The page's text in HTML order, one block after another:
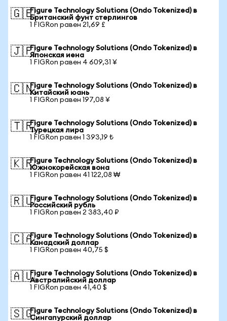
🇬🇧Figure Technology Solutions (Ondo Tokenized) в
Британский фунт стерлингов
1 FIGRon равен 21,69 £
🇯🇵Figure Technology Solutions (Ondo Tokenized) в
Японская иена
1 FIGRon равен 4 609,31 ¥
🇨🇳Figure Technology Solutions (Ondo Tokenized) в
Китайский юань
1 FIGRon равен 197,08 ¥
🇹🇷Figure Technology Solutions (Ondo Tokenized) в
Турецкая лира
1 FIGRon равен 1 393,19 ₺
🇰🇷Figure Technology Solutions (Ondo Tokenized) в
Южнокорейская вона
1 FIGRon равен 41 122,08 ₩
🇷🇺Figure Technology Solutions (Ondo Tokenized) в
Российский рубль
1 FIGRon равен 2 383,40 ₽
🇨🇦Figure Technology Solutions (Ondo Tokenized) в
Канадский доллар
1 FIGRon равен 40,75 $
🇦🇺Figure Technology Solutions (Ondo Tokenized) в
Австралийский доллар
1 FIGRon равен 41,40 $
🇸🇬Figure Technology Solutions (Ondo Tokenized) в
Сингапурский доллар